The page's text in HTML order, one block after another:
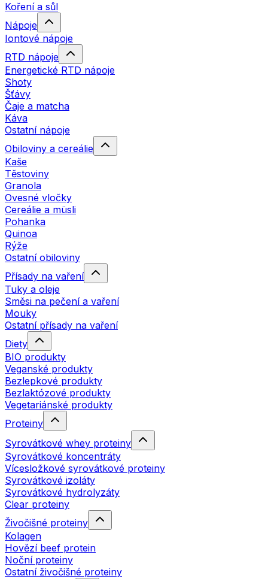
Koření a sůl
Nápoje
Iontové nápoje
RTD nápoje
Energetické RTD nápoje
Shoty
Šťávy
Čaje a matcha
Káva
Ostatní nápoje
Obiloviny a cereálie
Kaše
Těstoviny
Granola
Ovesné vločky
Cereálie a müsli
Pohanka
Quinoa
Rýže
Ostatní obiloviny
Přísady na vaření
Tuky a oleje
Směsi na pečení a vaření
Mouky
Ostatní přísady na vaření
Diety
BIO produkty
Veganské produkty
Bezlepkové produkty
Bezlaktózové produkty
Vegetariánské produkty
Proteiny
Syrovátkové whey proteiny
Syrovátkové koncentráty
Vícesložkové syrovátkové proteiny
Syrovátkové izoláty
Syrovátkové hydrolyzáty
Clear proteiny
Živočišné proteiny
Kolagen
Hovězí beef protein
Noční proteiny
Ostatní živočišné proteiny